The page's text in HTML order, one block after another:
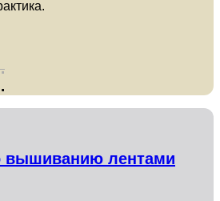
вышиванию лентами